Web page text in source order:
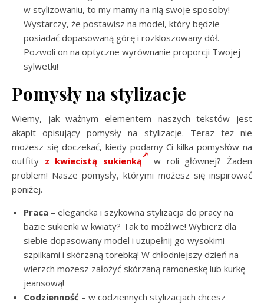
w stylizowaniu, to my mamy na nią swoje sposoby!
Wystarczy, że postawisz na model, który będzie
posiadać dopasowaną górę i rozkloszowany dół.
Pozwoli on na optyczne wyrównanie proporcji Twojej
sylwetki!
Pomysły na stylizacje
Wiemy, jak ważnym elementem naszych tekstów jest
akapit opisujący pomysły na stylizacje. Teraz też nie
możesz się doczekać, kiedy podamy Ci kilka pomysłów na
outfity z kwiecistą sukienką
w roli głównej? Żaden
problem! Nasze pomysły, którymi możesz się inspirować
poniżej.
Praca – elegancka i szykowna stylizacja do pracy na
bazie sukienki w kwiaty? Tak to możliwe! Wybierz dla
siebie dopasowany model i uzupełnij go wysokimi
szpilkami i skórzaną torebką! W chłodniejszy dzień na
wierzch możesz założyć skórzaną ramoneskę lub kurkę
jeansową!
Codzienność – w codziennych stylizacjach chcesz